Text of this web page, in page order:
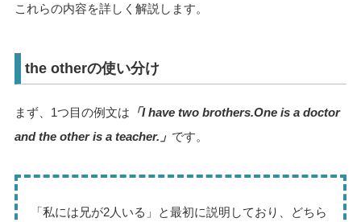
これらの内容を詳しく解説します。
the otherの使い分け
まず、1つ目の例文は 「I have two brothers.One is a doctor
and the other is a teacher.」 です。
「私には兄が2人いる」と最初に説明しており、どちら